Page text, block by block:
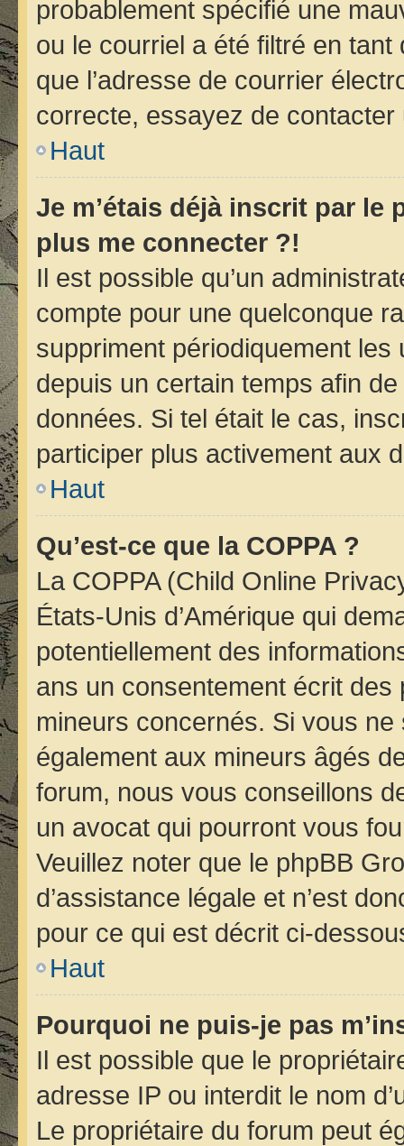
probablement spécifié une
ou le courriel a été filtré en
que l’adresse de courrier
correcte, essayez de contacter
Haut
Je m’étais déjà inscrit par le
plus me connecter ?!
Il est possible qu’un
compte pour une quelconque
suppriment périodiquement les
depuis un certain temps afin
données. Si tel était le cas,
participer plus activement aux
Haut
Qu’est-ce que la COPPA ?
La COPPA (Child Online
États-Unis d’Amérique qui
potentiellement des
ans un consentement écrit
mineurs concernés. Si vous ne
également aux mineurs âgés
forum, nous vous conseillons
un avocat qui pourront vous
Veuillez noter que le phpBB
d’assistance légale et n’est
pour ce qui est décrit ci-
Haut
Pourquoi ne puis-je pas
Il est possible que le
adresse IP ou interdit le nom
Le propriétaire du forum peut